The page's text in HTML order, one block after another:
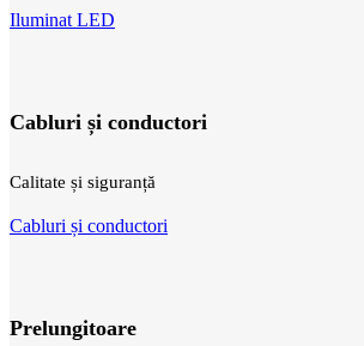
Iluminat LED
Cabluri și conductori
Calitate și siguranță
Cabluri și conductori
Prelungitoare